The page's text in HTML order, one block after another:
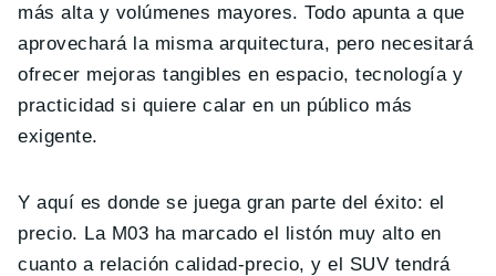
más alta y volúmenes mayores. Todo apunta a que
aprovechará la misma arquitectura, pero necesitará
ofrecer mejoras tangibles en espacio, tecnología y
practicidad si quiere calar en un público más
exigente.
Y aquí es donde se juega gran parte del éxito: el
precio. La M03 ha marcado el listón muy alto en
cuanto a relación calidad-precio, y el SUV tendrá